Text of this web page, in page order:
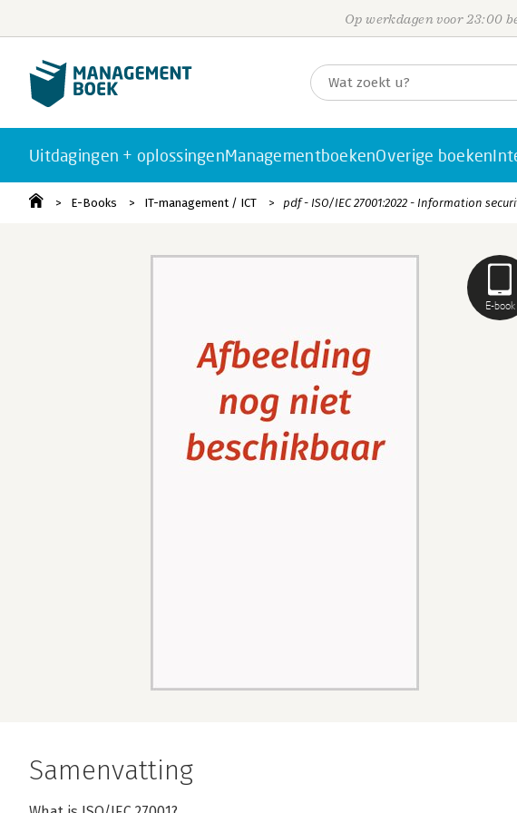
Op werkdagen voor 23:00
Uitdagingen + oplossingenManagementboekenOverige boeken
E-Books IT-management / ICT pdf - ISO/IEC 27001:2022 - Information
E-book
Samenvatting